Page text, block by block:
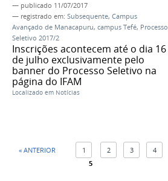
— publicado 11/07/2017
— registrado em: Subsequente, Campus
Avançado de Manacapuru, campus Tefé, Processo
Seletivo 2017/2
Inscrições acontecem até o dia 16
de julho exclusivamente pelo
banner do Processo Seletivo na
página do IFAM
Localizado em Notícias
« ANTERIOR 1 2 3
4
5